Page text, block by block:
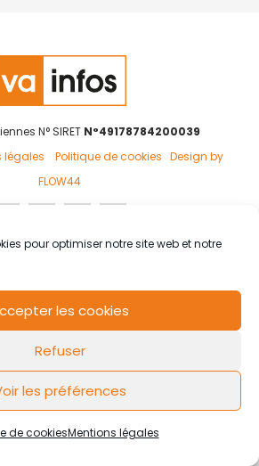
pour optimiser notre site web et notre
les cookies
Refuser
les préférences
de cookiesMentions légales
N° SIRET N°49178784200039
légales Politique de cookies Design by
FLOW44